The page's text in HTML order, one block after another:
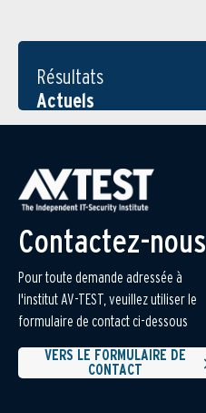
Résultats
Actuels
Contactez-nous
Pour toute demande adressée à
l'institut AV-TEST, veuillez utiliser le
formulaire de contact ci-dessous
VERS LE FORMULAIRE DE
CONTACT